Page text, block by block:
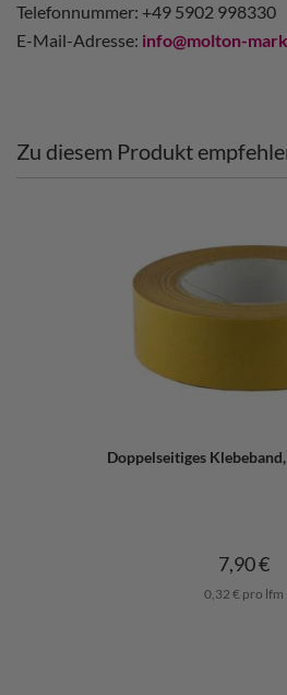
Telefonnummer: +49 5902 998330
E-Mail-Adresse: info@molton-
Zu diesem Produkt
Doppelseitiges
7,90 €
0,32 € pro lfm